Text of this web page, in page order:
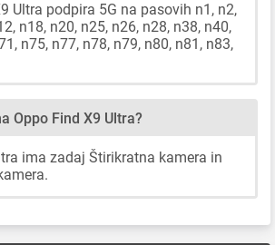
Ultra podpira 5G na pasovih n1, n2,
n18, n20, n25, n26, n28, n38, n40,
n75, n77, n78, n79, n80, n81, n83,
Oppo Find X9 Ultra?
ima zadaj Štirikratna kamera in